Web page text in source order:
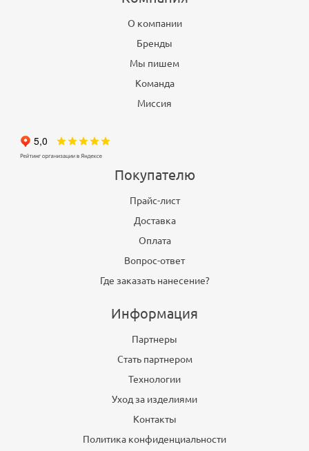
О компании
Бренды
Мы пишем
Команда
Миссия
Покупателю
Прайс-лист
Доставка
Оплата
Вопрос-ответ
Где заказать нанесение?
Информация
Партнеры
Стать партнером
Технологии
Уход за изделиями
Контакты
Политика конфиденциальности